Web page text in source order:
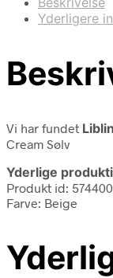
Yderligere
Vi har fundet
Cream Sølv
Yderlige
Produkt id:
Farve: Beige